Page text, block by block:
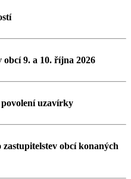
obcí 9. a 10. října 2026
uzavírky
obcí konaných